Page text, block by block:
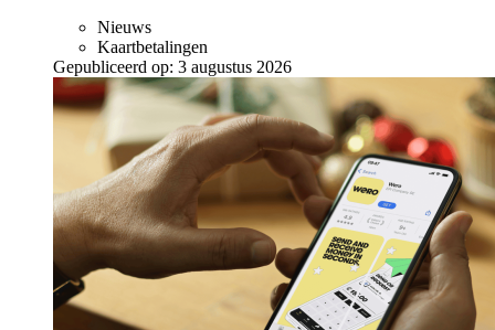
Nieuws
Kaartbetalingen
Gepubliceerd op: 3 augustus 2026